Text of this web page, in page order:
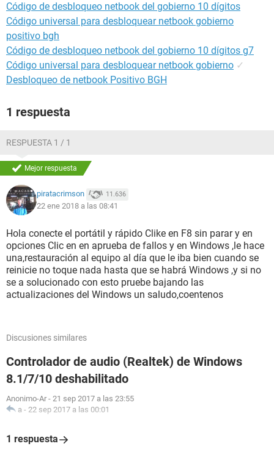
Código de desbloqueo netbook del gobierno 10 dígitos
Código universal para desbloquear netbook gobierno
positivo bgh
Código de desbloqueo netbook del gobierno 10 dígitos g7
Código universal para desbloquear netbook gobierno ✓
Desbloqueo de netbook Positivo BGH
1 respuesta
RESPUESTA 1 / 1
Mejor respuesta
piratacrimson 11.636
22 ene 2018 a las 08:41
Hola conecte el portátil y rápido Clike en F8 sin parar y en
opciones Clic en en aprueba de fallos y en Windows ,le hace
una,restauración al equipo al día que le iba bien cuando se
reinicie no toque nada hasta que se habrá Windows ,y si no
se a solucionado con esto pruebe bajando las
actualizaciones del Windows un saludo,coentenos
Discusiones similares
Controlador de audio (Realtek) de Windows
8.1/7/10 deshabilitado
Anonimo-Ar - 21 sep 2017 a las 23:55
a - 22 sep 2017 a las 00:01
1 respuesta